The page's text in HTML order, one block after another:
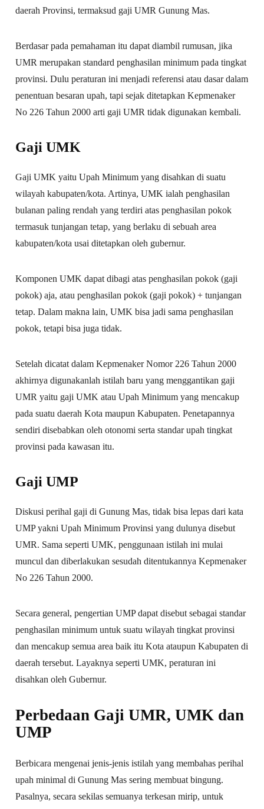
daerah Provinsi, termaksud gaji UMR Gunung Mas.
Berdasar pada pemahaman itu dapat diambil rumusan, jika
UMR merupakan standard penghasilan minimum pada tingkat
provinsi. Dulu peraturan ini menjadi referensi atau dasar dalam
penentuan besaran upah, tapi sejak ditetapkan Kepmenaker
No 226 Tahun 2000 arti gaji UMR tidak digunakan kembali.
Gaji UMK
Gaji UMK yaitu Upah Minimum yang disahkan di suatu
wilayah kabupaten/kota. Artinya, UMK ialah penghasilan
bulanan paling rendah yang terdiri atas penghasilan pokok
termasuk tunjangan tetap, yang berlaku di sebuah area
kabupaten/kota usai ditetapkan oleh gubernur.
Komponen UMK dapat dibagi atas penghasilan pokok (gaji
pokok) aja, atau penghasilan pokok (gaji pokok) + tunjangan
tetap. Dalam makna lain, UMK bisa jadi sama penghasilan
pokok, tetapi bisa juga tidak.
Setelah dicatat dalam Kepmenaker Nomor 226 Tahun 2000
akhirnya digunakanlah istilah baru yang menggantikan gaji
UMR yaitu gaji UMK atau Upah Minimum yang mencakup
pada suatu daerah Kota maupun Kabupaten. Penetapannya
sendiri disebabkan oleh otonomi serta standar upah tingkat
provinsi pada kawasan itu.
Gaji UMP
Diskusi perihal gaji di Gunung Mas, tidak bisa lepas dari kata
UMP yakni Upah Minimum Provinsi yang dulunya disebut
UMR. Sama seperti UMK, penggunaan istilah ini mulai
muncul dan diberlakukan sesudah ditentukannya Kepmenaker
No 226 Tahun 2000.
Secara general, pengertian UMP dapat disebut sebagai standar
penghasilan minimum untuk suatu wilayah tingkat provinsi
dan mencakup semua area baik itu Kota ataupun Kabupaten di
daerah tersebut. Layaknya seperti UMK, peraturan ini
disahkan oleh Gubernur.
Perbedaan Gaji UMR, UMK dan
UMP
Berbicara mengenai jenis-jenis istilah yang membahas perihal
upah minimal di Gunung Mas sering membuat bingung.
Pasalnya, secara sekilas semuanya terkesan mirip, untuk